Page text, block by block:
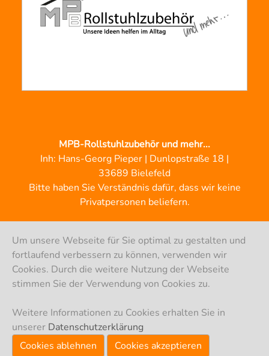
MPB-Rollstuhlzubehör und mehr...
Inh: Hans-Georg Pieper | Dunlopstraße 18 |
33689 Bielefeld
Bitte haben Sie Verständnis dafür, dass wir keine
Privatpersonen beliefern.
© MPB-Pieper 2024
Um unsere Webseite für Sie optimal zu gestalten und
fortlaufend verbessern zu können, verwenden wir
Cookies. Durch die weitere Nutzung der Webseite
stimmen Sie der Verwendung von Cookies zu.
Weitere Informationen zu Cookies erhalten Sie in
unserer Datenschutzerklärung
Cookies ablehnen
Cookies akzeptieren